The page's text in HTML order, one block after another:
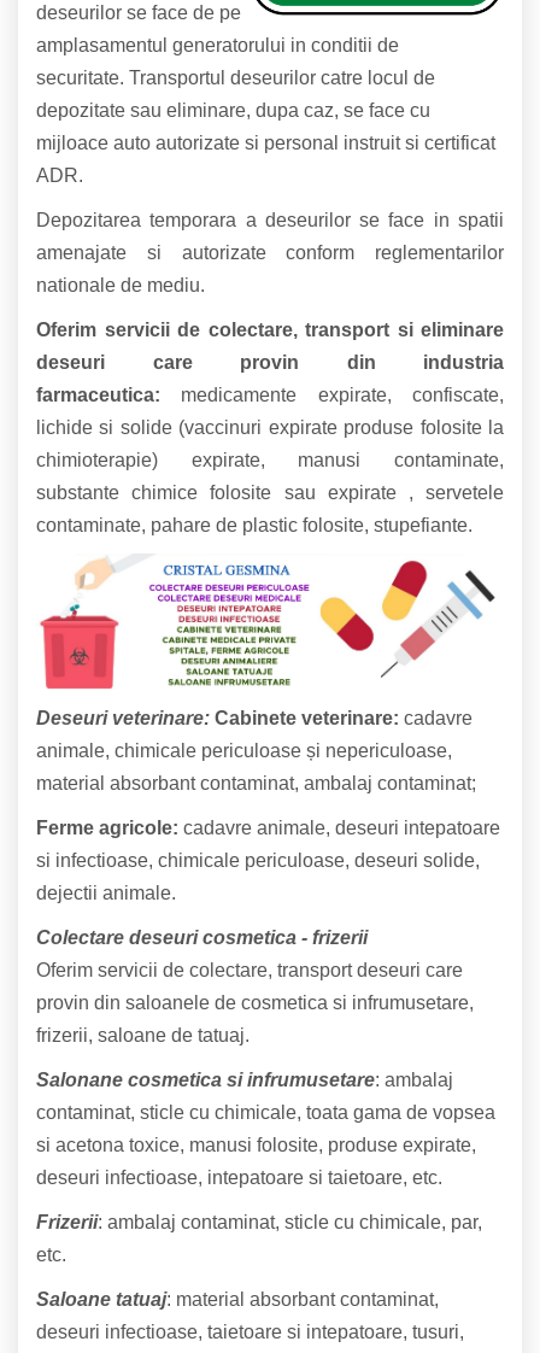
deseurilor se face de pe
amplasamentul generatorului in conditii de
securitate. Transportul deseurilor catre locul de
depozitate sau eliminare, dupa caz, se face cu
mijloace auto autorizate si personal instruit si certificat
ADR.
Depozitarea temporara a deseurilor se face in spatii
amenajate si autorizate conform reglementarilor
nationale de mediu.
Oferim servicii de colectare, transport si eliminare
deseuri care provin din industria
farmaceutica: medicamente expirate, confiscate,
lichide si solide (vaccinuri expirate produse folosite la
chimioterapie) expirate, manusi contaminate,
substante chimice folosite sau expirate , servetele
contaminate, pahare de plastic folosite, stupefiante.
Deseuri veterinare: Cabinete veterinare: cadavre
animale, chimicale periculoase și nepericuloase,
material absorbant contaminat, ambalaj contaminat;
Ferme agricole: cadavre animale, deseuri intepatoare
si infectioase, chimicale periculoase, deseuri solide,
dejectii animale.
Colectare deseuri cosmetica - frizerii
Oferim servicii de colectare, transport deseuri care
provin din saloanele de cosmetica si infrumusetare,
frizerii, saloane de tatuaj.
Salonane cosmetica si infrumusetare: ambalaj
contaminat, sticle cu chimicale, toata gama de vopsea
si acetona toxice, manusi folosite, produse expirate,
deseuri infectioase, intepatoare si taietoare, etc.
Frizerii: ambalaj contaminat, sticle cu chimicale, par,
etc.
Saloane tatuaj: material absorbant contaminat,
deseuri infectioase, taietoare si intepatoare, tusuri,